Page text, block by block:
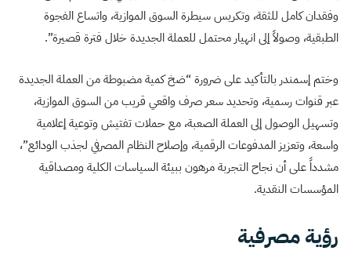
وفقدان كامل للثقة، وتكريس سيطرة السوق الموازية، واتساع الفجوة
الطبقية، وصولاً إلى انهيار محتمل للعملة الجديدة خلال فترة قصيرة”.
وختم إسمندر بالتأكيد على ضرورة “ضخ كمية مضبوطة من العملة الجديدة
عبر قنوات رسمية، وتحديد سعر صرف واقعي قريب من السوق الموازية،
وتسهيل الوصول إلى العملة الصعبة، مع حملات تفتيش وتوعية إعلامية
واسعة، وتعزيز المدفوعات الرقمية، وإصلاح النظام المصرفي لجذب الودائع”،
مشدداً على أن نجاح التجربة مرهون ببيئة السياسات الكلية ومصداقية
المؤسسات النقدية.
رؤية مصرفية